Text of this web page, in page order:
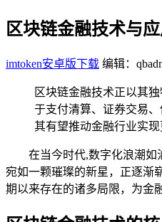
区块链金融技术与
imtoken安卓版下载 编辑：
区块链金融技术正以其
于支付清算、证券交易
其有望推动金融行业实
在当今时代,数字化浪潮
宛如一颗璀璨的新星，正逐渐
期以来存在的诸多局限，为金